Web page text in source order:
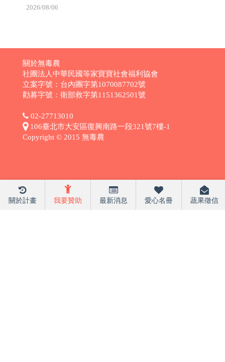
2026/08/06
關於計畫 我要贊助 最新消息 愛心名冊 蔬果徵信
關於無毒農
社團法人中華民國等家寶寶社會福利協會
立案字號：台內團字第1070087702號
勸募字號：衛部救字第1151362501號
02-27713010
106臺北市大安區復興南路一段321號7樓-1
Copyright © 2015 無毒農